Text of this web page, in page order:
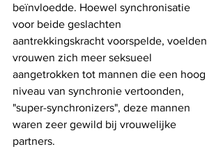
beïnvloedde. Hoewel synchronisatie
voor beide geslachten
aantrekkingskracht voorspelde, voelden
vrouwen zich meer seksueel
aangetrokken tot mannen die een hoog
niveau van synchronie vertoonden,
"super-synchronizers", deze mannen
waren zeer gewild bij vrouwelijke
partners.